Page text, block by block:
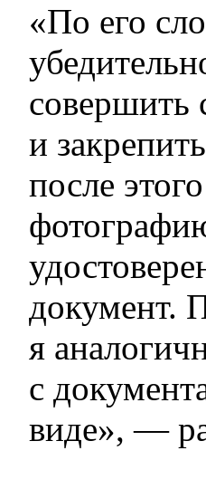
«По его
совершить
и
после
документ.
я
с
виде», —